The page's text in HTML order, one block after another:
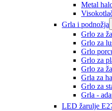
Metal
Grla i podnožja
Grlo za
Grlo za
Grlo
Grlo za
Grlo za
Grla za
Grlo za
Grla -
LED žarulje